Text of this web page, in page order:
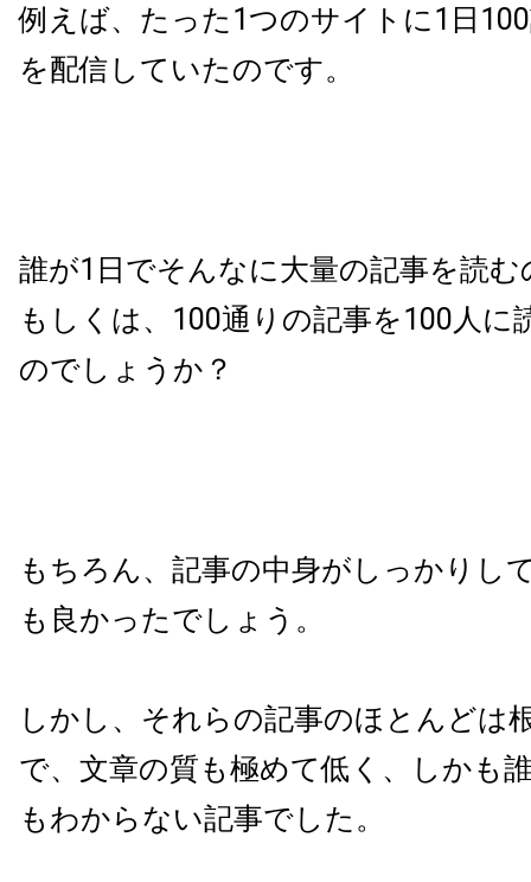
例えば、たった1つのサイトに1日
を配信していたのです。
誰が1日でそんなに大量の記事を読
もしくは、100通りの記事を100人に
のでしょうか？
もちろん、記事の中身がしっかりし
も良かったでしょう。
しかし、それらの記事のほとんどは
で、文章の質も極めて低く、しかも
もわからない記事でした。